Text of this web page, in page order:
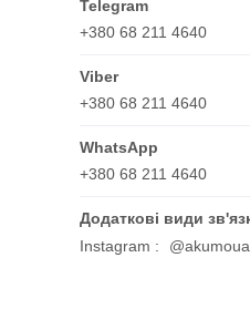
+380 68 211 4640
+380 68 211 4640
+380 68 211 4640
Instagram @akumoua